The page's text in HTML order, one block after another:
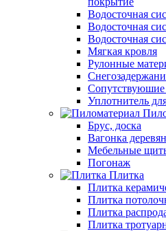
Водосточная
Водосточная
Водосточная
Мягкая кровля
Рулонные
Уплотнитель
Брус, доска
Вагонка
Мебельные
Погонаж
Плитка
Плитка
Плитка
Плитка
Плитка